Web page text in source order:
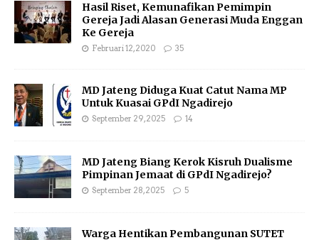
Hasil Riset, Kemunafikan Pemimpin
Gereja Jadi Alasan Generasi Muda Enggan
Ke Gereja
Februari 12, 2020 35
MD Jateng Diduga Kuat Catut Nama MP
Untuk Kuasai GPdI Ngadirejo
September 29, 2025 14
MD Jateng Biang Kerok Kisruh Dualisme
Pimpinan Jemaat di GPdI Ngadirejo?
September 28, 2025 5
Warga Hentikan Pembangunan SUTET